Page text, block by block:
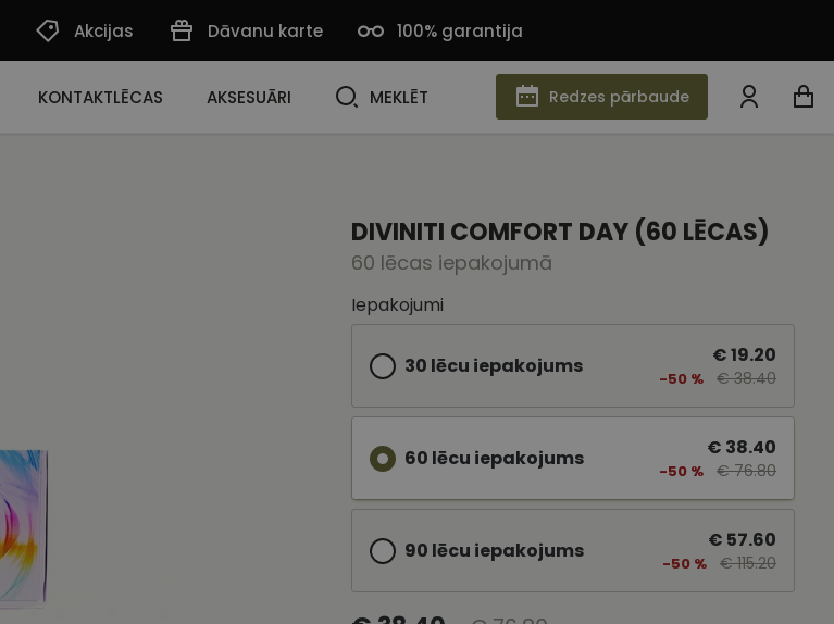
Akcijas Dāvanu karte 100% garantija
KONTAKTLĒCAS AKSESUĀRI MEKLĒT Redzes pārbaude
DIVINITI COMFORT DAY (60 LĒCAS)
60 lēcas iepakojumā
Iepakojumi
30 lēcu iepakojums € 19.20
-50 % € 38.40
60 lēcu iepakojums € 38.40
-50 % € 76.80
90 lēcu iepakojums € 57.60
-50 % € 115.20